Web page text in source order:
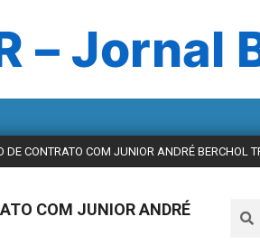
– Jornal
CONTRATO COM JUNIOR ANDRÉ BERCHOL
COM JUNIOR ANDRÉ